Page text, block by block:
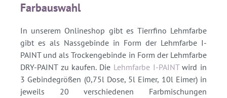
Farbauswahl
In unserem Onlineshop gibt es Tierrfino Lehmfarbe
gibt es als Nassgebinde in Form der Lehmfarbe I-
PAINT und als Trockengebinde in Form der Lehmfarbe
DRY-PAINT zu kaufen. Die Lehmfarbe I-PAINTwird in
3 Gebindegrößen (0,75l Dose, 5l Eimer, 10l Eimer) in
jeweils 20 verschiedenen Farbmischungen